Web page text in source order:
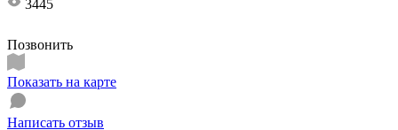
3445
Позвонить
Показать на карте
Написать отзыв